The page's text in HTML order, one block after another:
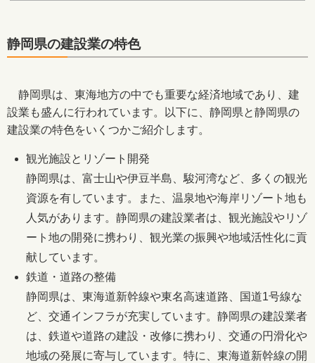
静岡県の建設業の特色
静岡県は、東海地方の中でも重要な経済地域であり、建
設業も盛んに行われています。以下に、静岡県と静岡県の
建設業の特色をいくつかご紹介します。
観光施設とリゾート開発
静岡県は、富士山や伊豆半島、駿河湾など、多くの観光
資源を有しています。また、温泉地や海岸リゾート地も
人気があります。静岡県の建設業者は、観光施設やリゾ
ート地の開発に携わり、観光業の振興や地域活性化に貢
献しています。
鉄道・道路の整備
静岡県は、東海道新幹線や東名高速道路、国道1号線な
ど、交通インフラが充実しています。静岡県の建設業者
は、鉄道や道路の建設・改修に携わり、交通の円滑化や
地域の発展に寄与しています。特に、東海道新幹線の開